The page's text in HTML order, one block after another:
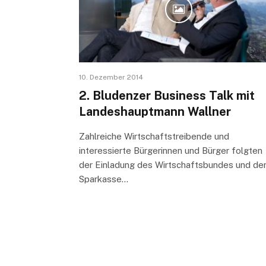
10. Dezember 2014
2. Bludenzer Business Talk mit
Landeshauptmann Wallner
Zahlreiche Wirtschaftstreibende und
interessierte Bürgerinnen und Bürger folgten
der Einladung des Wirtschaftsbundes und der
Sparkasse…